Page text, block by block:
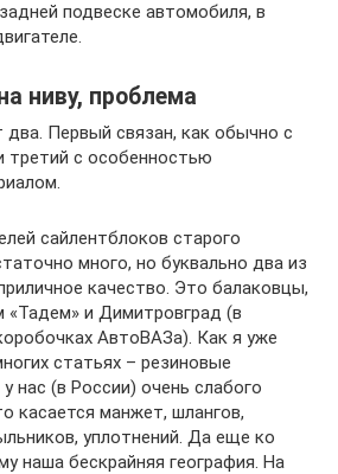
подвеске автомобиля, в
ниву, проблема
два. Первый связан, как обычно с
третий с особенностью
сайлентблоков старого
много, но буквально два из
качество. Это балаковцы,
«Тадем» и Димитровград (в
АвтоВАЗа). Как я уже
статьях – резиновые
нас (в России) очень слабого
касается манжет, шлангов,
уплотнений. Да еще ко
наша бескрайняя география. На